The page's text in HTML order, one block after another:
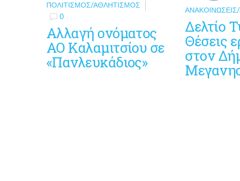
ΠΟΛΙΤΙΣΜΌΣ/ΑΘΛΗΤΙΣΜΌΣ
0
Αλλαγή ονόματος
ΑΟ Καλαμιτσίου σε
«Πανλευκάδιος»
Δελτίο
Θέσεις
στον